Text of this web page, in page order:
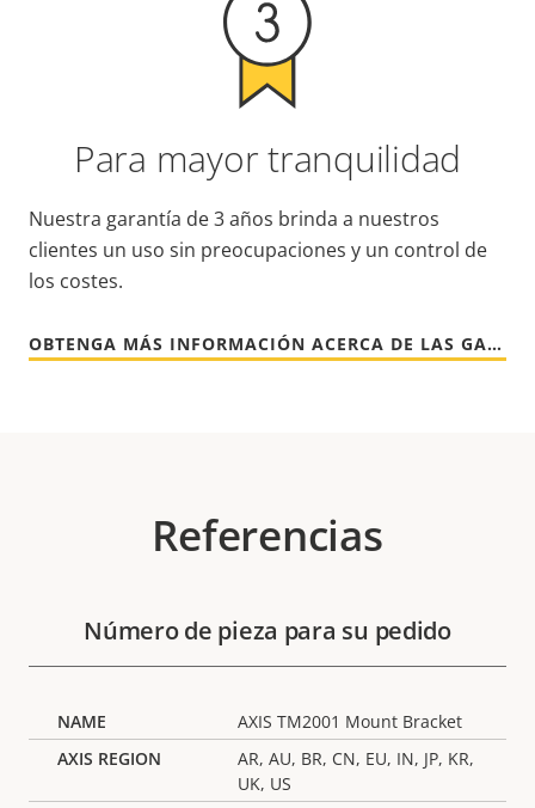
Para mayor tranquilidad
Nuestra garantía de 3 años brinda a nuestros
clientes un uso sin preocupaciones y un control de
los costes.
OBTENGA MÁS INFORMACIÓN ACERCA DE LAS GARANTÍAS DE AXIS
Referencias
Número de pieza para su pedido
AXIS TM2001 Mount Bracket
AR, AU, BR, CN, EU, IN, JP, KR,
UK, US